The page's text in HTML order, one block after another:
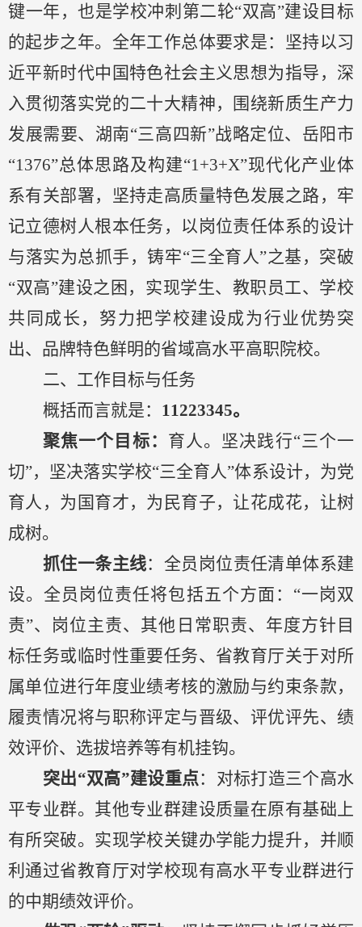
键一年，也是学校冲刺第二轮“双高”建设目标
的起步之年。 全年工作总体要求是： 坚持以习
近平新时代中国特色社会主义思想为指导，深
入贯彻落实党的二十大精神，围绕新质生产力
发展需要、湖南“三高四新”战略定位、岳阳市
“1376”总体思路及构建“1+3+X”现代化产业体
系有关部署，坚持走高质量特色发展之路 ， 牢
记立德树人根本任务， 以岗位责任体系的设计
与落实为总抓手，铸牢“三全育人”之基，突破
“双高”建设之困，实现学生、教职员工、学校
共 同 成长，努力把学校建设成为行业优势突
出、品牌特色鲜明的省域高水平高职院校。
二、工作目标与任务
概括而言就是： 11223345。
聚焦一个目标： 育人。坚决践行“三个一
切”，坚决落实学校“三全育人”体系设计， 为党
育人，为国育才，为民育子，让花成花，让树
成树。
抓住一条主线： 全员岗位责任清单体系建
设。全员岗位责任将包括五个方面 ： “一岗双
责”、岗位主责、其他日常职责、年度方针目
标任务或临时性重要任务、省教育厅关于对所
属单位进行年度业绩考核的激励与约束条款，
履责情况将与职称评定与晋级、评优评先、绩
效评价、选拔培养等有机挂钩。
突出“双高”建设重点： 对标打造三个高水
平专业群。其他专业群建设质量在原有基础上
有所突破。 实现学校关键办学能力提升，并顺
利通过省教育厅对学校现有高水平专业群进行
的中期绩效评价。